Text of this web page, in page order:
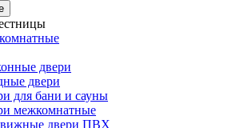
двери
двери
для бани и сауны
межкомнатные
двери ПВХ